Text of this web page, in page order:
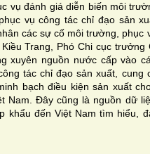
vụ đánh giá diễn biến môi
vụ công tác chỉ đạo sản
các sự cố môi trường, phục
Trang, Phó Chi cục trưởng
xuyên nguồn nước cấp vào
tác chỉ đạo sản xuất, cung
bạch điều kiện sản xuất
Nam. Đây cũng là nguồn dữ
khẩu đến Việt Nam tìm hiểu,